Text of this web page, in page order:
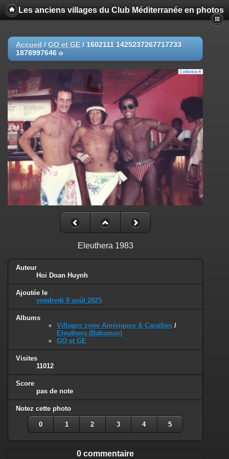
Les anciens villages du Club Méditerranée en photos
Accueil / GO et GE / 1602111 1425237267717733
1878997646 o
Eleuthera 1983
Auteur
Hoi Doan Huynh
Ajoutée le
vendredi 8 août 2025
Albums
Villages zone Amériques & Caraïbes /
Eleuthera (Bahamas)
GO et GE
Visites
11012
Score
pas de note
Notez cette photo
0 1 2 3 4 5
0 commentaire